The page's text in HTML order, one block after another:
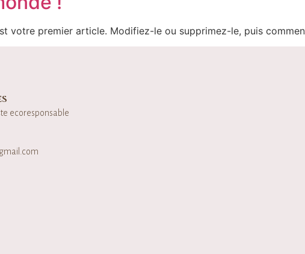
votre premier article. Modifiez-le ou supprimez-le, puis
ecoresponsable